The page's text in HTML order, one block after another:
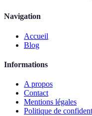
Navigation
Accueil
Blog
Informations
A propos
Contact
Mentions légales
Politique de